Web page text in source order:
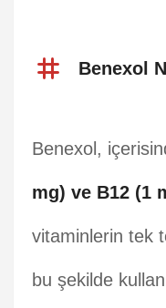
Benexol
Benexol,
mg) ve B12 (1
vitaminlerin tek
bu şekilde